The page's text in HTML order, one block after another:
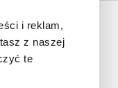
i reklam,
z naszej
te
Niech jubileuszowe